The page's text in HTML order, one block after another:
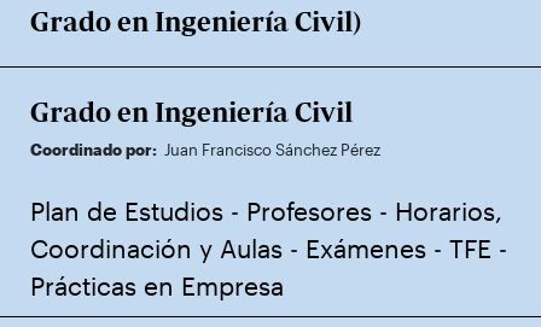
Grado en Ingeniería Civil)
Grado en Ingeniería Civil
Coordinado por: Juan Francisco Sánchez Pérez
Plan de Estudios - Profesores - Horarios,
Coordinación y Aulas - Exámenes - TFE -
Prácticas en Empresa